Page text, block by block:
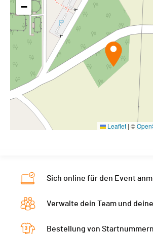
−
Leaflet | ©
Sich online für den Event
Verwalte dein Team und
Bestellung von